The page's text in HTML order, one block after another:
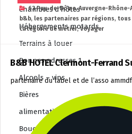
Chambres d’hôtes
Hébergements motards
Terrains à louer
Bonnes adresses 1
Alcools – vins
Bières
alimentation de proximité
Bouchers / Charcutiers
63 Puy-de-Dôme,Auvergne-Rhône-
b&b, les partenaires par régions, tous
catégorie de métier,Voyager
B&B HOTEL Clermont-Ferrand
partenaire du label et de l’asso